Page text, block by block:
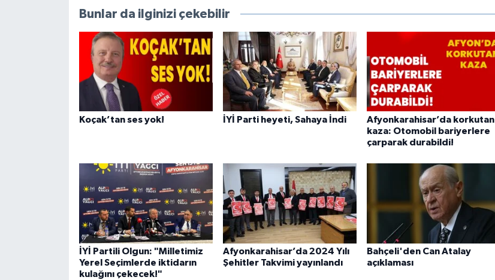
Bunlar da ilginizi çekebilir
Koçak’tan ses yok! İYİ Parti heyeti, Sahaya İndi
Afyonkarahisar’da korkutan
kaza: Otomobil bariyerlere
çarparak durabildi!
İYİ Partili Olgun: "Milletimiz
Yerel Seçimlerde iktidarın
kulağını çekecek!"
Afyonkarahisar’da 2024 Yılı
Şehitler Takvimi yayınlandı
Bahçeli'den Can Atalay
açıklaması